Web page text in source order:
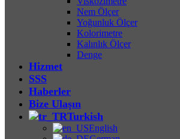
Nem Ölçer
Yoğunluk Ölçer
Kolorimetre
Kalınlık Ölçer
Denge
Hizmet
SSS
Haberler
Bize Ulaşın
Turkish
English